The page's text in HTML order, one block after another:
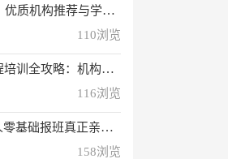
机构推荐与学习策略
110浏览
：机构选择与备考指南
116浏览
础报班真正亲身感受
158浏览